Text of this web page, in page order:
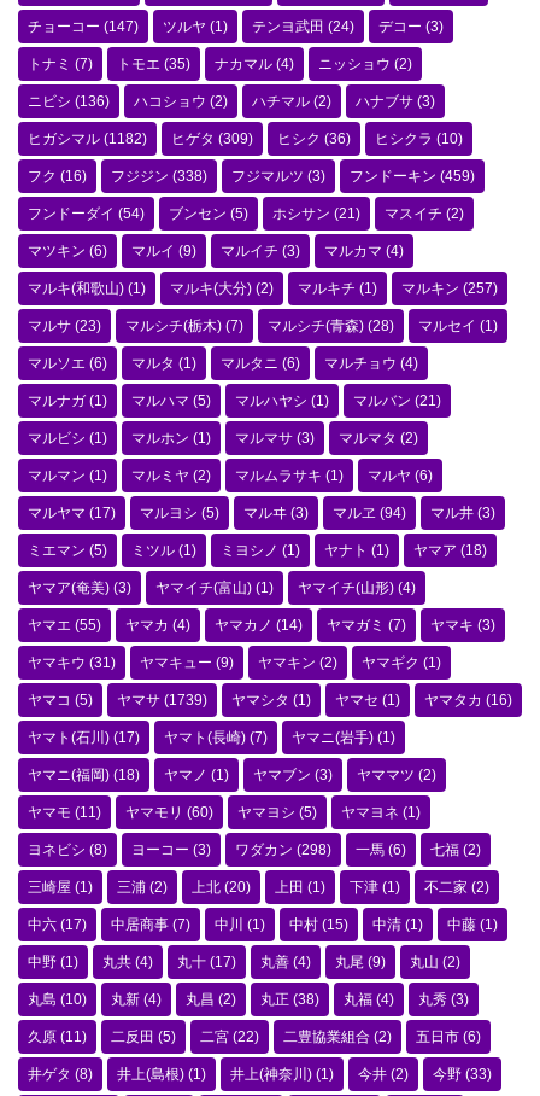
チョーコー (147) ツルヤ (1) テンヨ武田 (24) デコー (3)
トナミ (7) トモエ (35) ナカマル (4) ニッショウ (2)
ニビシ (136) ハコショウ (2) ハチマル (2) ハナブサ (3)
ヒガシマル (1182) ヒゲタ (309) ヒシク (36) ヒシクラ (10)
フク (16) フジジン (338) フジマルツ (3) フンドーキン (459)
フンドーダイ (54) ブンセン (5) ホシサン (21) マスイチ (2)
マツキン (6) マルイ (9) マルイチ (3) マルカマ (4)
マルキ(和歌山) (1) マルキ(大分) (2) マルキチ (1) マルキン (257)
マルサ (23) マルシチ(栃木) (7) マルシチ(青森) (28) マルセイ (1)
マルソエ (6) マルタ (1) マルタニ (6) マルチョウ (4)
マルナガ (1) マルハマ (5) マルハヤシ (1) マルバン (21)
マルビシ (1) マルホン (1) マルマサ (3) マルマタ (2)
マルマン (1) マルミヤ (2) マルムラサキ (1) マルヤ (6)
マルヤマ (17) マルヨシ (5) マルヰ (3) マルヱ (94) マル井 (3)
ミエマン (5) ミツル (1) ミヨシノ (1) ヤナト (1) ヤマア (18)
ヤマア(奄美) (3) ヤマイチ(富山) (1) ヤマイチ(山形) (4)
ヤマエ (55) ヤマカ (4) ヤマカノ (14) ヤマガミ (7) ヤマキ (3)
ヤマキウ (31) ヤマキュー (9) ヤマキン (2) ヤマギク (1)
ヤマコ (5) ヤマサ (1739) ヤマシタ (1) ヤマセ (1) ヤマタカ (16)
ヤマト(石川) (17) ヤマト(長崎) (7) ヤマニ(岩手) (1)
ヤマニ(福岡) (18) ヤマノ (1) ヤマブン (3) ヤママツ (2)
ヤマモ (11) ヤマモリ (60) ヤマヨシ (5) ヤマヨネ (1)
ヨネビシ (8) ヨーコー (3) ワダカン (298) 一馬 (6) 七福 (2)
三崎屋 (1) 三浦 (2) 上北 (20) 上田 (1) 下津 (1) 不二家 (2)
中六 (17) 中居商事 (7) 中川 (1) 中村 (15) 中清 (1) 中藤 (1)
中野 (1) 丸共 (4) 丸十 (17) 丸善 (4) 丸尾 (9) 丸山 (2)
丸島 (10) 丸新 (4) 丸昌 (2) 丸正 (38) 丸福 (4) 丸秀 (3)
久原 (11) 二反田 (5) 二宮 (22) 二豊協業組合 (2) 五日市 (6)
井ゲタ (8) 井上(島根) (1) 井上(神奈川) (1) 今井 (2) 今野 (33)